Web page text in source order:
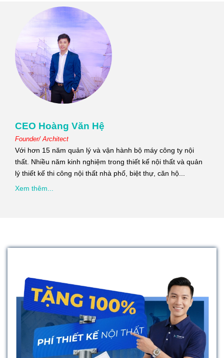
CEO Hoàng Văn Hệ
Founder/ Architect
Với hơn 15 năm quản lý và vận hành bộ máy công ty nội
thất. Nhiều năm kinh nghiệm trong thiết kế nội thất và quản
lý thiết kế thi công nội thất nhà phố, biệt thự, căn hộ...
Xem thêm...